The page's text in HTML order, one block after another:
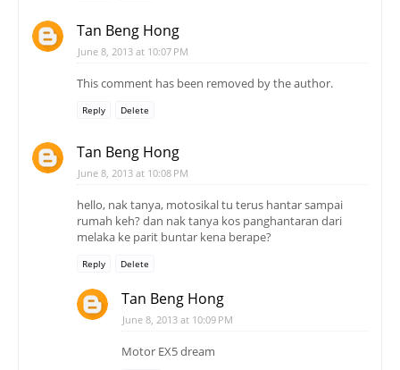
Tan Beng Hong
June 8, 2013 at 10:07 PM
This comment has been removed by the author.
Reply Delete
Tan Beng Hong
June 8, 2013 at 10:08 PM
hello, nak tanya, motosikal tu terus hantar sampai
rumah keh? dan nak tanya kos panghantaran dari
melaka ke parit buntar kena berape?
Reply Delete
Tan Beng Hong
June 8, 2013 at 10:09 PM
Motor EX5 dream